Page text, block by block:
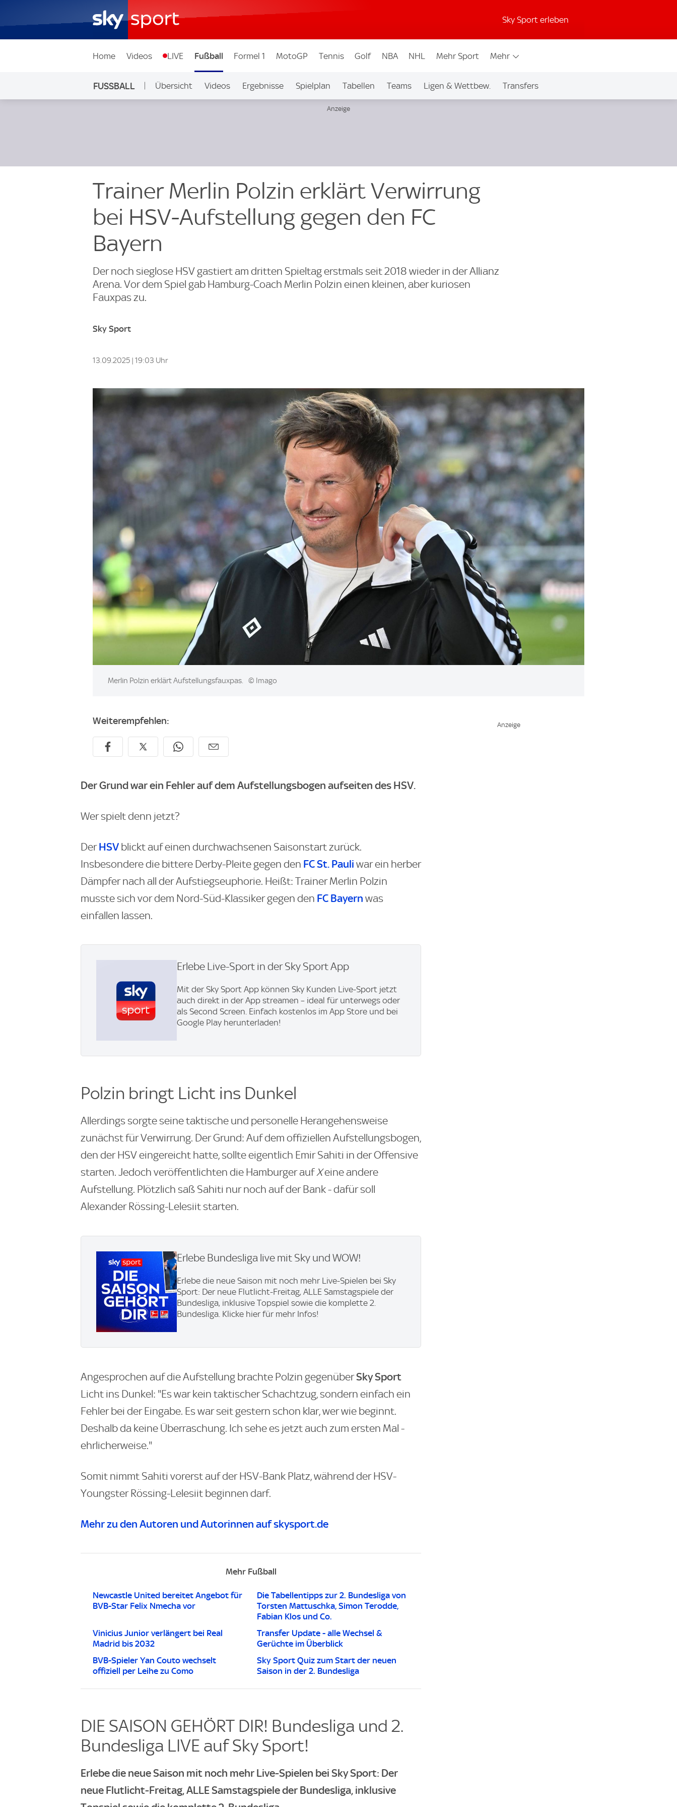
Sky Sport erleben
Home Videos LIVE Fußball Formel 1 MotoGP Tennis Golf NBA NHL Mehr Sport Mehr
FUSSBALL Übersicht Videos Ergebnisse Spielplan Tabellen Teams Ligen & Wettbew. Transfers
Trainer Merlin Polzin erklärt Verwirrung
bei HSV-Aufstellung gegen den FC
Bayern
Der noch sieglose HSV gastiert am dritten Spieltag erstmals seit 2018 wieder in der Allianz
Arena. Vor dem Spiel gab Hamburg-Coach Merlin Polzin einen kleinen, aber kuriosen
Fauxpas zu.
Sky Sport
13.09.2025 | 19:03 Uhr
Image:
Merlin Polzin erklärt Aufstellungsfauxpas. © Imago
Weiterempfehlen:
Der Grund war ein Fehler auf dem Aufstellungsbogen aufseiten des HSV.
Wer spielt denn jetzt?
DerHSV blickt auf einen durchwachsenen Saisonstart zurück.
Insbesondere die bittere Derby-Pleite gegen den FC St. Pauli war ein herber
Dämpfer nach all der Aufstiegseuphorie. Heißt: Trainer Merlin Polzin
musste sich vor dem Nord-Süd-Klassiker gegen den FC Bayern was
einfallen lassen.
Erlebe Live-Sport in der Sky Sport App
Mit der Sky Sport App können Sky Kunden Live-Sport jetzt
auch direkt in der App streamen – ideal für unterwegs oder
als Second Screen. Einfach kostenlos im App Store und bei
Google Play herunterladen!
Polzin bringt Licht ins Dunkel
Allerdings sorgte seine taktische und personelle Herangehensweise
zunächst für Verwirrung. Der Grund: Auf dem offiziellen Aufstellungsbogen,
den der HSV eingereicht hatte, sollte eigentlich Emir Sahiti in der Offensive
starten. Jedoch veröffentlichten die Hamburger aufXeine andere
Aufstellung. Plötzlich saß Sahiti nur noch auf der Bank - dafür soll
Alexander Rössing-Lelesiit starten.
Erlebe Bundesliga live mit Sky und WOW​!
Erlebe die neue Saison mit noch mehr Live-Spielen bei Sky
Sport: Der neue Flutlicht-Freitag, ALLE Samstagspiele der
Bundesliga, inklusive Topspiel sowie die komplette 2.
Bundesliga. Klicke hier für mehr Infos!
Angesprochen auf die Aufstellung brachte Polzin gegenüberSky Sport
Licht ins Dunkel: "Es war kein taktischer Schachtzug, sondern einfach ein
Fehler bei der Eingabe. Es war seit gestern schon klar, wer wie beginnt.
Deshalb da keine Überraschung. Ich sehe es jetzt auch zum ersten Mal -
ehrlicherweise."
Somit nimmt Sahiti vorerst auf der HSV-Bank Platz, während der HSV-
Youngster Rössing-Lelesiit beginnen darf.
Mehr zu den Autoren und Autorinnen auf skysport.de
Mehr Fußball
Newcastle United bereitet Angebot für
BVB-Star Felix Nmecha vor
Die Tabellentipps zur 2. Bundesliga von
Torsten Mattuschka, Simon Terodde,
Fabian Klos und Co.
Vinicius Junior verlängert bei Real
Madrid bis 2032
Transfer Update - alle Wechsel &
Gerüchte im Überblick
BVB-Spieler Yan Couto wechselt
offiziell per Leihe zu Como
Sky Sport Quiz zum Start der neuen
Saison in der 2. Bundesliga
DIE SAISON GEHÖRT DIR! Bundesliga und 2.
Bundesliga LIVE auf Sky Sport!
Erlebe die neue Saison mit noch mehr Live-Spielen bei Sky Sport: Der
neue Flutlicht-Freitag, ALLE Samstagspiele der Bundesliga, inklusive